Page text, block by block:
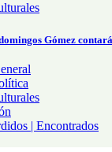
Gómez
| Encontrados